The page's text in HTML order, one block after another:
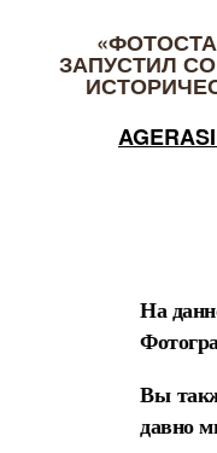
ЗАПУСТИЛ
На
Вы
давно